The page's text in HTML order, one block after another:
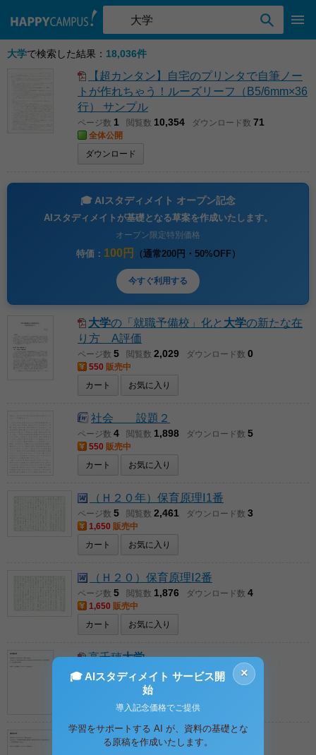
大学で検索した結果： 18,036件
【超カンタン】自宅のプリンタで自筆ノー
トが作れちゃう！ルーズリーフ（B5/6mm×36
行） サンプル
ページ数 1 閲覧数 10,354 ダウンロード数 71
全体公開
ダウンロード
🎓 AIスタディメイト オープン記念
AIスタディメイトが基礎となる草案を作成いたします。
オープン限定特別価格
特価： 100円 （通常200円・50%OFF）
今すぐ利用する
大学の「就職予備校」化と 大学の新たな在
り方 A評価
ページ数 5 閲覧数 2,029 ダウンロード数 0
550 販売中
カート
お気に入り
社会 設題２
ページ数 4 閲覧数 1,898 ダウンロード数 5
550 販売中
カート
お気に入り
（Ｈ２０年）保育原理Ⅰ1番
ページ数 5 閲覧数 2,461 ダウンロード数 3
1,650 販売中
カート
お気に入り
（Ｈ２０）保育原理Ⅰ2番
ページ数 5 閲覧数 1,876 ダウンロード数 4
1,650 販売中
カート
お気に入り
高千穂大学
ページ数 1 閲覧数 915 ダウンロード数 0
ダウンロード
駿河台大学
×
🎓 AIスタディメイト サービス開
始
導入記念価格でご提供
学習をサポートする AI が、資料の基礎とな
る原稿を作成いたします。